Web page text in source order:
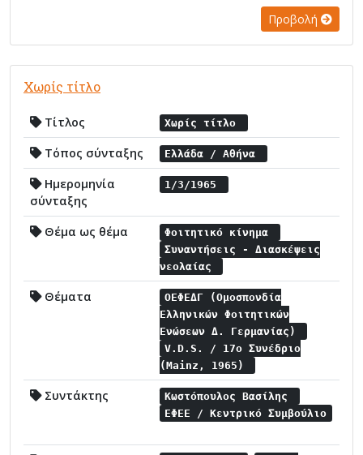
Προβολή
Χωρίς τίτλο
Τίτλος Χωρίς τίτλο
Τόπος σύνταξης Ελλάδα / Αθήνα
Ημερομηνία
σύνταξης
1/3/1965
Θέμα ως θέμα
Φοιτητικό κίνημα
Συναντήσεις - Διασκέψεις
νεολαίας
Θέματα
ΟΕΦΕΔΓ (Ομοσπονδία
Ελληνικών Φοιτητικών
Ενώσεων Δ. Γερμανίας)
V.D.S. / 17o Συνέδριο
(Mainz, 1965)
Συντάκτης
Κωστόπουλος Βασίλης
ΕΦΕΕ / Κεντρικό Συμβούλιο